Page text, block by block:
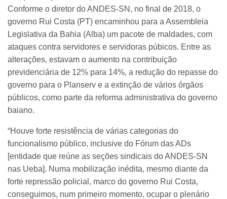
Conforme o diretor do ANDES-SN, no final de 2018, o
governo Rui Costa (PT) encaminhou para a Assembleia
Legislativa da Bahia (Alba) um pacote de maldades, com
ataques contra servidores e servidoras púbicos. Entre as
alterações, estavam o aumento na contribuição
previdenciária de 12% para 14%, a redução do repasse do
governo para o Planserv e a extinção de vários órgãos
públicos, como parte da reforma administrativa do governo
baiano.
“Houve forte resistência de várias categorias do
funcionalismo público, inclusive do Fórum das ADs
[entidade que reúne as seções sindicais do ANDES-SN
nas Ueba]. Numa mobilização inédita, mesmo diante da
forte repressão policial, marco do governo Rui Costa,
conseguimos, num primeiro momento, ocupar o plenário